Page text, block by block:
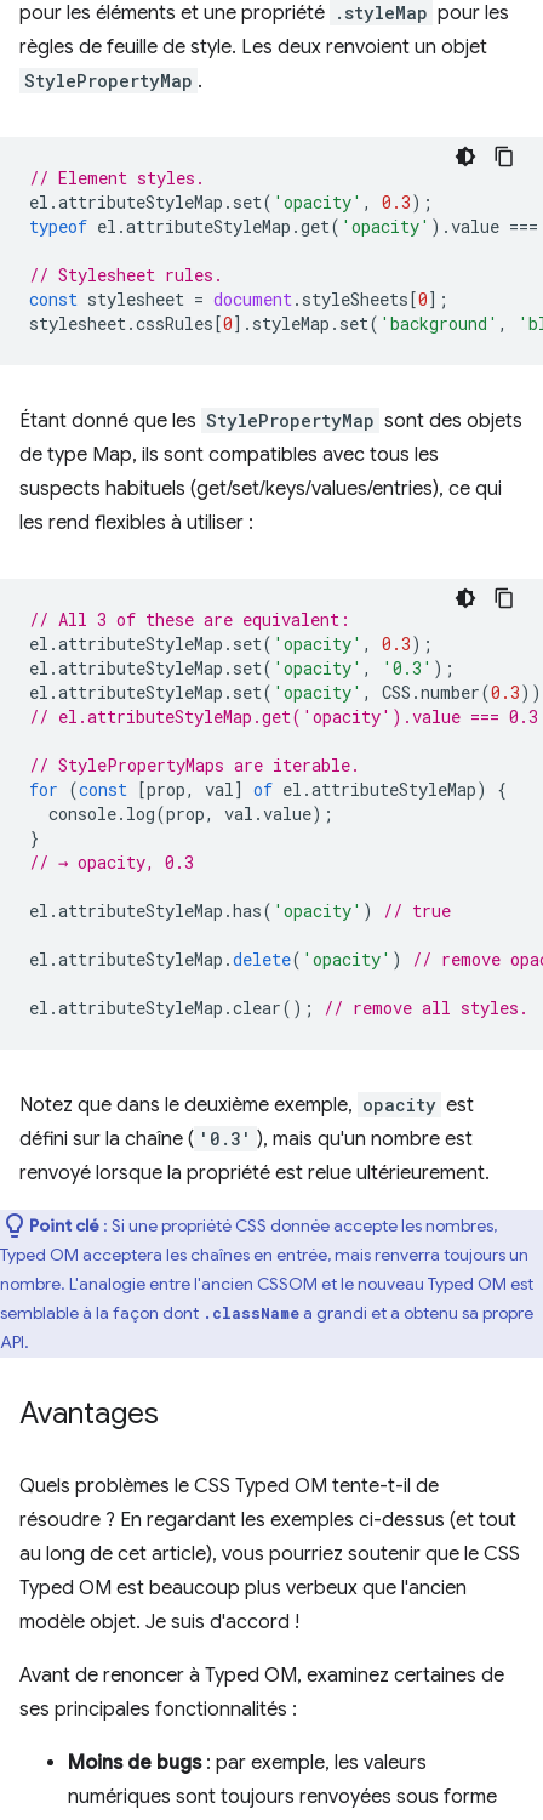
pour les éléments et une propriété .styleMap pour les
règles de feuille de style. Les deux renvoient un objet
StylePropertyMap .
// Element styles.
el .attributeStyleMap . set( 'opacity' , 0.3);
typeof el .attributeStyleMap .get( 'opacity' ).value ===
// Stylesheet rules.
const stylesheet = document. styleSheets[0];
stylesheet.cssRules[0]. styleMap . set( 'background' ,
Étant donné que les StylePropertyMap sont des objets
de type Map, ils sont compatibles avec tous les
suspects habituels (get/set/keys/values/entries), ce qui
les rend flexibles à utiliser :
// All 3 of these are equivalent:
el .attributeStyleMap . set( 'opacity' , 0.3);
el .attributeStyleMap . set( 'opacity' , '0.3' );
el .attributeStyleMap . set( 'opacity' , CSS .number(0.3
// el.attributeStyleMap.get('opacity').value === 0.3
// StylePropertyMaps are iterable.
for (const [prop, val] of el .attributeStyleMap)
{
console. log(prop, val .value);
}
// → opacity, 0.3
el .attributeStyleMap .has( 'opacity' ) // true
el .attributeStyleMap .delete( 'opacity' ) // remove
el .attributeStyleMap .clear(); // remove all styles.
Notez que dans le deuxième exemple, opacity est
défini sur la chaîne ( '0.3' ), mais qu'un nombre est
renvoyé lorsque la propriété est relue ultérieurement.
Point clé : Si une propriété CSS donnée accepte les nombres,
Typed OM acceptera les chaînes en entrée, mais renverra toujours un
nombre. L'analogie entre l'ancien CSSOM et le nouveau Typed OM est
semblable à la façon dont .classNamea grandi et a obtenu sa propre
API.
Avantages
Quels problèmes le CSS Typed OM tente-t-il de
résoudre ? En regardant les exemples ci-dessus (et tout
au long de cet article), vous pourriez soutenir que le CSS
Typed OM est beaucoup plus verbeux que l'ancien
modèle objet. Je suis d'accord !
Avant de renoncer à Typed OM, examinez certaines de
ses principales fonctionnalités :
Moins de bugs: par exemple, les valeurs
numériques sont toujours renvoyées sous forme